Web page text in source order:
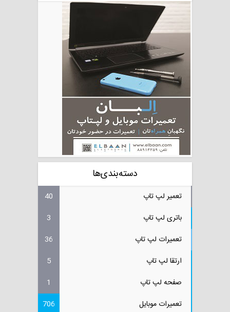
دسته‌بندی‌ها
تعمیر لپ تاپ
40
باتری لپ تاپ
3
تعمیرات لپ تاپ
36
ارتقا لپ تاپ
5
صفحه لپ تاپ
1
تعمیرات موبایل
706